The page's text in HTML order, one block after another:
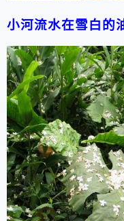
小河流水在雪白的